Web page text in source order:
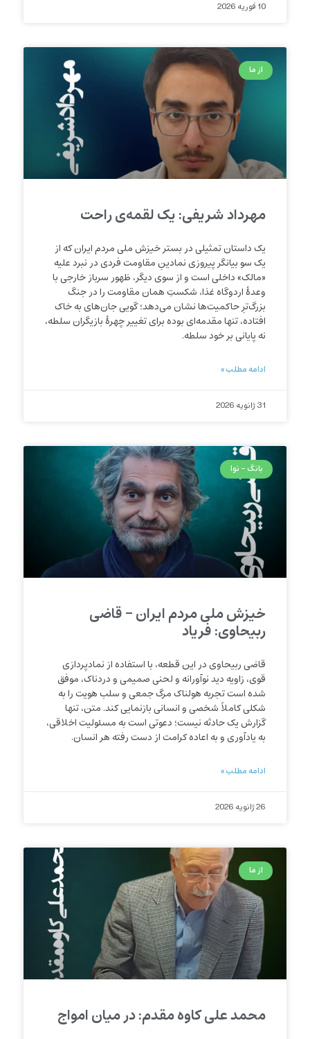
10 فوریه 2026
از ما
مهرداد شریفی: یک لقمه‌ی راحت
یک داستان تمثیلی در بستر خیزش ملی مردم ایران که از
یک سو بیانگر پیروزی نمادینِ مقاومت فردی در نبرد علیه
«مالک» داخلی است و از سوی دیگر، ظهور سرباز خارجی با
وعدهٔ اردوگاه غذا، شکستِ همان مقاومت را در جنگ
بزرگ‌ترِ حاکمیت‌ها نشان می‌دهد؛ گویی جان‌های به خاک
افتاده، تنها مقدمه‌ای بوده برای تغییر چهرهٔ بازیگران سلطه،
نه پایانی بر خود سلطه.
ادامه مطلب »
31 ژانویه 2026
بانگ - نوا
خیزش ملی مردم ایران – قاضی
ربیحاوی: فریاد
قاضی ربیحاوی در این قطعه، با استفاده از نمادپردازی
قوی، زاویه دید نوآورانه و لحنی صمیمی و دردناک، موفق
شده است تجربه هولناک مرگ جمعی و سلب هویت را به
شکلی کاملاً شخصی و انسانی بازنمایی کند. متن، تنها
گزارش یک حادثه نیست؛ دعوتی است به مسئولیت اخلاقی،
به یادآوری و به اعاده کرامت از دست رفته هر انسان.
ادامه مطلب »
26 ژانویه 2026
از ما
محمد علی کاوه مقدم: در میان امواج